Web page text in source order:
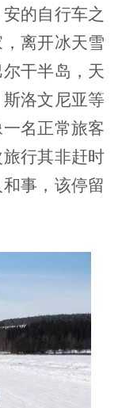
的自行车之
离开冰天雪
干半岛，天
洛文尼亚等
名正常旅客
行其非赶时
事，该停留